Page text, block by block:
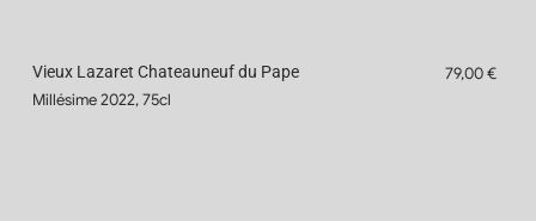
Vieux Lazaret Chateauneuf du Pape
Millésime 2022, 75cl
79,00 €